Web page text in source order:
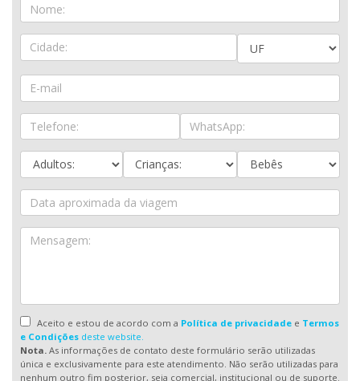
Aceito e estou de acordo com a Política de privacidadee Termos
e Condições deste website.
Nota. As informações de contato deste formulário serão utilizadas
única e exclusivamente para este atendimento. Não serão utilizadas para
nenhum outro fim posterior, seja comercial, institucional ou de suporte.